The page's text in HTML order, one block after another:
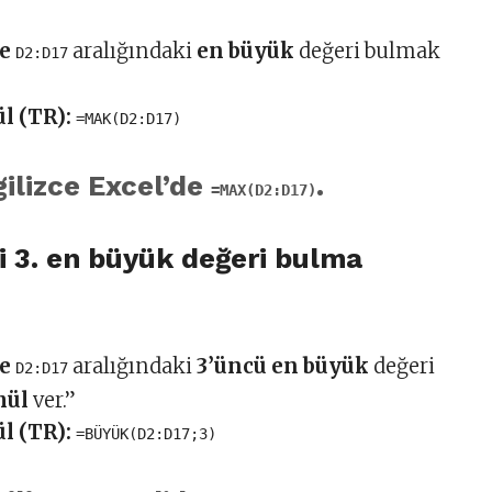
D2:D17 aralığındaki en büyük değeri bulmak
(TR): =MAK(D2:D17)
Excel’de=MAX(D2:D17).
3. en büyük değeri bulma
D2:D17 aralığındaki3’üncü en büyük değeri
ver.”
(TR): =BÜYÜK(D2:D17;3)